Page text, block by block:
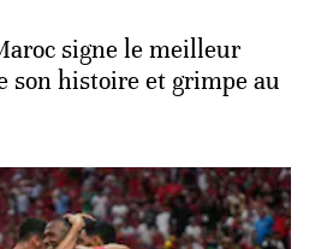
signe le meilleur
son histoire et grimpe au